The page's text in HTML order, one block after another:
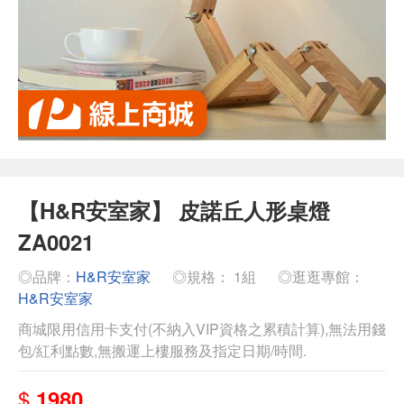
【H&R安室家】 皮諾丘人形桌燈
ZA0021
◎品牌： H&R安室家 ◎規格： 1組
◎逛逛專館：
H&R安室家
商城限用信用卡支付(不納入VIP資格之累積計算),無法用錢
包/紅利點數,無搬運上樓服務及指定日期/時間.